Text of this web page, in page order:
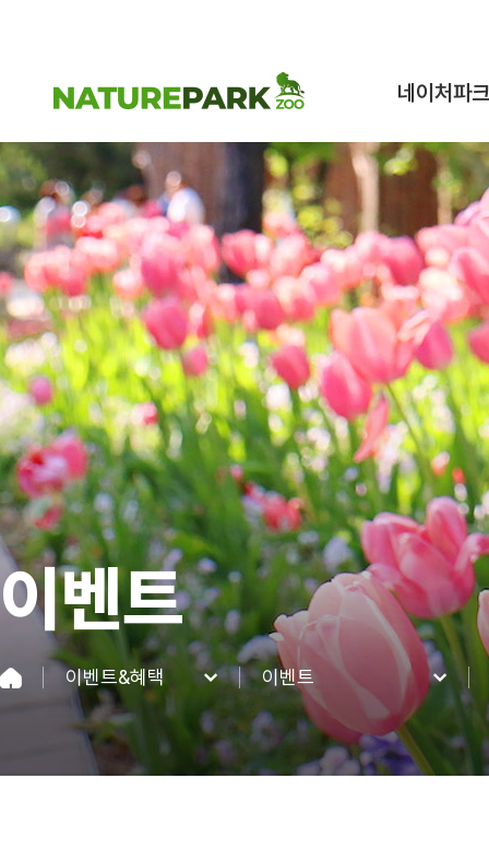
네이처파크
네이처파크 이
구조동물 스토
시설안내
이벤트
이벤트&혜택
네이처파크
이용정보
이벤트
이벤트
혜택